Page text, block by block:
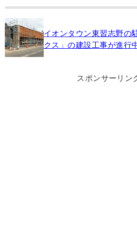
イオンタウン東習志野の
クス」の建設工事が進行
スポンサーリン